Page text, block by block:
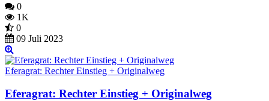
0
1K
0
09 Juli 2023
Eferagrat: Rechter Einstieg + Originalweg
Eferagrat: Rechter Einstieg + Originalweg